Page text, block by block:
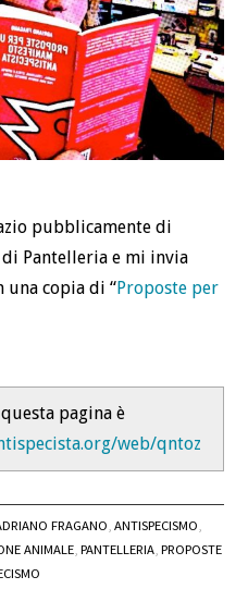
pubblicamente di
Pantelleria e mi invia
una copia di “Proposte per
pagina è
web/qntoz
FRAGANO, ANTISPECISMO,
ANIMALE,PANTELLERIA,PROPOSTE